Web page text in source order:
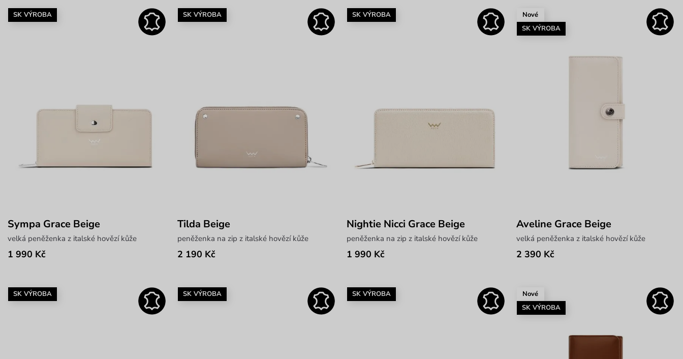
SK VÝROBA
Sympa Grace Beige
velká peněženka z italské hovězí kůže
1 990 Kč
SK VÝROBA
Tilda Beige
peněženka na zip z italské hovězí kůže
2 190 Kč
SK VÝROBA
Nightie Nicci Grace Beige
peněženka na zip z italské hovězí kůže
1 990 Kč
Nové
SK VÝROBA
Aveline Grace Beige
velká peněženka z italské hovězí kůže
2 390 Kč
SK VÝROBA SK VÝROBA SK VÝROBA
Nové
SK VÝROBA